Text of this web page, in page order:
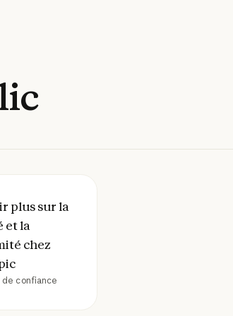
sur la sécurité et la conformité
plus sur la
et la
chez
confiance
de confiance